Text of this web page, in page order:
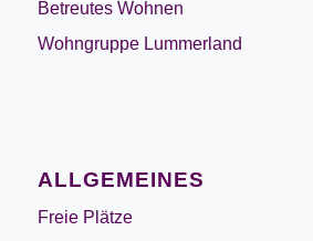
Betreutes Wohnen
Wohngruppe Lummerland
ALLGEMEINES
Freie Plätze